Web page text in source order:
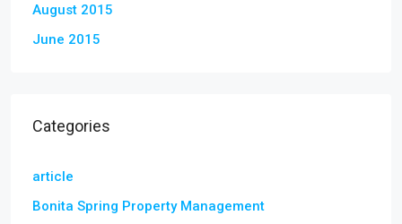
August 2015
June 2015
Categories
article
Bonita Spring Property Management